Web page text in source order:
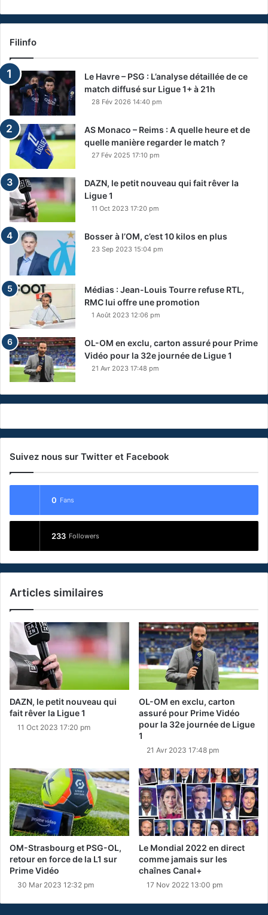
Filinfo
Le Havre – PSG : L’analyse détaillée de ce
match diffusé sur Ligue 1+ à 21h
28 Fév 2026 14:40 pm
AS Monaco – Reims : A quelle heure et de
quelle manière regarder le match ?
27 Fév 2025 17:10 pm
DAZN, le petit nouveau qui fait rêver la
Ligue 1
11 Oct 2023 17:20 pm
Bosser à l’OM, c’est 10 kilos en plus
23 Sep 2023 15:04 pm
Médias : Jean-Louis Tourre refuse RTL,
RMC lui offre une promotion
1 Août 2023 12:06 pm
OL-OM en exclu, carton assuré pour Prime
Vidéo pour la 32e journée de Ligue 1
21 Avr 2023 17:48 pm
Suivez nous sur Twitter et Facebook
0 Fans
233 Followers
Articles similaires
DAZN, le petit nouveau qui
fait rêver la Ligue 1
11 Oct 2023 17:20 pm
OL-OM en exclu, carton
assuré pour Prime Vidéo
pour la 32e journée de Ligue
1
21 Avr 2023 17:48 pm
OM-Strasbourg et PSG-OL,
retour en force de la L1 sur
Prime Vidéo
30 Mar 2023 12:32 pm
Le Mondial 2022 en direct
comme jamais sur les
chaînes Canal+
17 Nov 2022 13:00 pm